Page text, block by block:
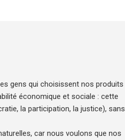
gens qui choisissent nos produits
économique et sociale : cette
la participation, la justice), sans
car nous voulons que nos